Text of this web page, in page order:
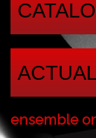
ensemble